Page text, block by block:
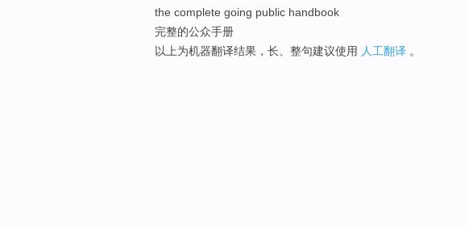
the complete going public handbook
完整的公众手册
以上为机器翻译结果，长、整句建议使用 人工翻译 。